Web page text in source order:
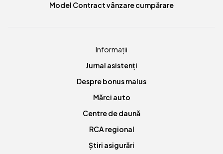
Model Contract vânzare cumpărare
Informații
Jurnal asistenți
Despre bonus malus
Mărci auto
Centre de daună
RCA regional
Știri asigurări